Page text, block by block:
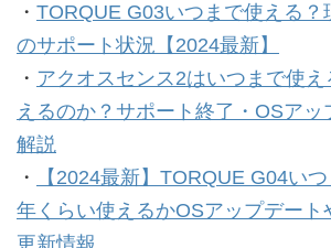
・ TORQUE G03いつまで使える？
のサポート状況【2024最新】
・ アクオスセンス2はいつまで使
えるのか？サポート終了・OSアッ
解説
・
【2024最新】TORQUE G04い
年くらい使えるかOSアップデート